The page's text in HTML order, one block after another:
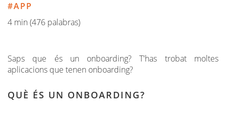
APP
4 min (476 palabras)
Saps que és un onboarding? T'has trobat moltes
aplicacions que tenen onboarding?
QUÈ ÉS UN ONBOARDING?